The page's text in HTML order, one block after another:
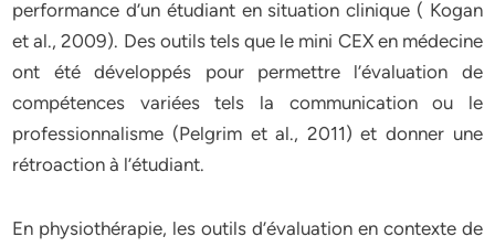
performance d’un étudiant en situation clinique ( Kogan
et al., 2009). Des outils tels que le mini CEX en médecine
ont été développés pour permettre l’évaluation de
compétences variées tels la communication ou le
professionnalisme (Pelgrim et al., 2011) et donner une
rétroaction à l’étudiant.
En physiothérapie, les outils d’évaluation en contexte de